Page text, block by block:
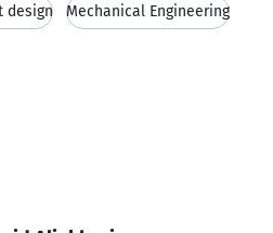
design Mechanical Engineering